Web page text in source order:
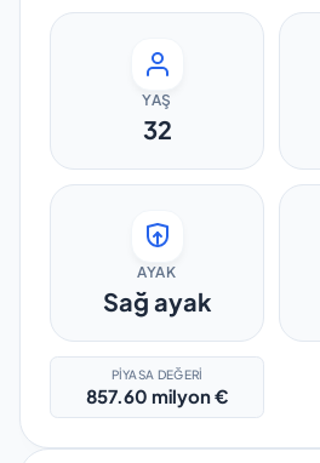
YAŞ
32
AYAK
Sağ ayak
PIYASA DEĞERI
857.60 milyon €